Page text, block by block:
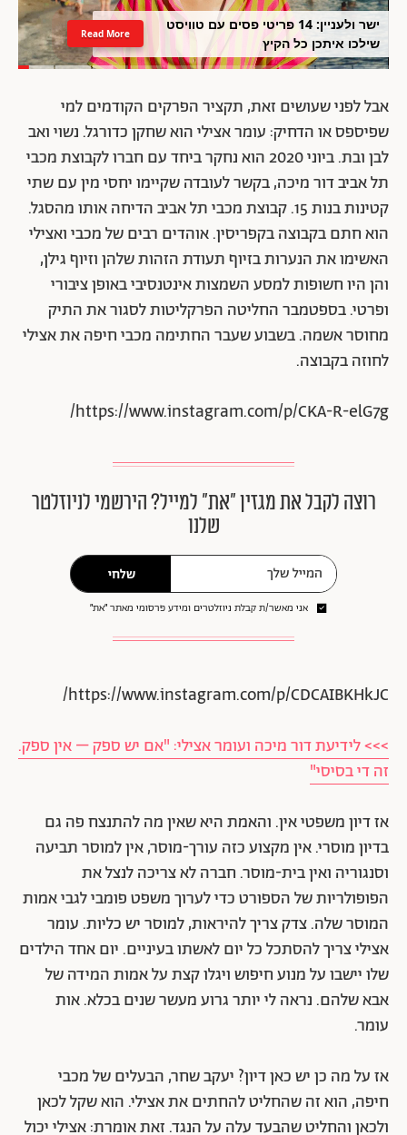
ישר ולעניין: 14 פריטי פסים עם טוויסט
שילכו איתכן כל הקיץ
Read More
אבל לפני שעושים זאת, תקציר הפרקים הקודמים למי
שפיספס או הדחיק: עומר אצילי הוא שחקן כדורגל. נשוי ואב
לבן ובת. ביוני 2020 הוא נחקר ביחד עם חברו לקבוצת מכבי
תל אביב דור מיכה, בקשר לעובדה שקיימו יחסי מין עם שתי
קטינות בנות 15. קבוצת מכבי תל אביב הדיחה אותו מהסגל.
הוא חתם בקבוצה בקפריסין. אוהדים רבים של מכבי ואצילי
האשימו את הנערות בזיוף תעודת הזהות שלהן וזיוף גילן,
והן היו חשופות למסע השמצות אינטנסיבי באופן ציבורי
ופרטי. בספטמבר החליטה הפרקליטות לסגור את התיק
מחוסר אשמה. בשבוע שעבר החתימה מכבי חיפה את אצילי
לחוזה בקבוצה.
https://www.instagram.com/p/CKA-R-elG7g/
רוצה לקבל את מגזין ״את״ למייל? הירשמי לניוזלטר
שלנו
שלחי
אני מאשר/ת קבלת ניוזלטרים ומידע פרסומי מאתר ״את״
https://www.instagram.com/p/CDCAIBKHkJC/
>>> לידיעת דור מיכה ועומר אצילי: "אם יש ספק – אין ספק.
זה די בסיסי"
אז דיון משפטי אין. והאמת היא שאין מה להתנצח פה גם
בדיון מוסרי. אין מקצוע כזה עורך-מוסר, אין למוסר תביעה
וסנגוריה ואין בית-מוסר. חברה לא צריכה לנצל את
הפופולריות של הספורט כדי לערוך משפט פומבי לגבי אמות
המוסר שלה. צדק צריך להיראות, למוסר יש כליות. עומר
אצילי צריך להסתכל כל יום לאשתו בעיניים. יום אחד הילדים
שלו יישבו על מנוע חיפוש ויגלו קצת על אמות המידה של
אבא שלהם. נראה לי יותר גרוע מעשר שנים בכלא. אות
עומר.
אז על מה כן יש כאן דיון? יעקב שחר, הבעלים של מכבי
חיפה, הוא זה שהחליט להחתים את אצילי. הוא שקל לכאן
ולכאן והחליט שהבעד עלה על הנגד. זאת אומרת: אצילי יכול